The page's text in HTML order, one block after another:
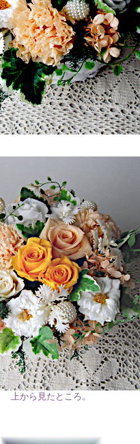
上から見たところ。